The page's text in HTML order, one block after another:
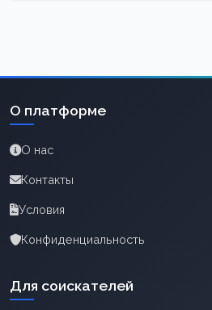
О платформе
О нас
Контакты
Условия
Конфиденциальность
Для соискателей